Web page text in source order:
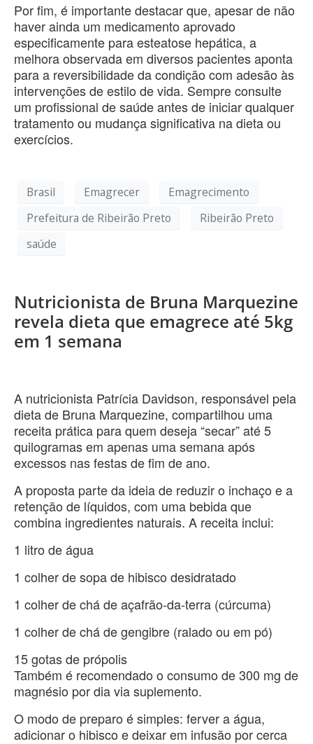
Por fim, é importante destacar que, apesar de não
haver ainda um medicamento aprovado
especificamente para esteatose hepática, a
melhora observada em diversos pacientes aponta
para a reversibilidade da condição com adesão às
intervenções de estilo de vida. Sempre consulte
um profissional de saúde antes de iniciar qualquer
tratamento ou mudança significativa na dieta ou
exercícios.
Brasil Emagrecer
Emagrecimento
Prefeitura de Ribeirão Preto
Ribeirão Preto
saúde
Nutricionista de Bruna Marquezine
revela dieta que emagrece até 5kg
em 1 semana
A nutricionista Patrícia Davidson, responsável pela
dieta de Bruna Marquezine, compartilhou uma
receita prática para quem deseja “secar” até 5
quilogramas em apenas uma semana após
excessos nas festas de fim de ano.
A proposta parte da ideia de reduzir o inchaço e a
retenção de líquidos, com uma bebida que
combina ingredientes naturais. A receita inclui:
1 litro de água
1 colher de sopa de hibisco desidratado
1 colher de chá de açafrão-da-terra (cúrcuma)
1 colher de chá de gengibre (ralado ou em pó)
15 gotas de própolis
Também é recomendado o consumo de 300 mg de
magnésio por dia via suplemento.
O modo de preparo é simples: ferver a água,
adicionar o hibisco e deixar em infusão por cerca